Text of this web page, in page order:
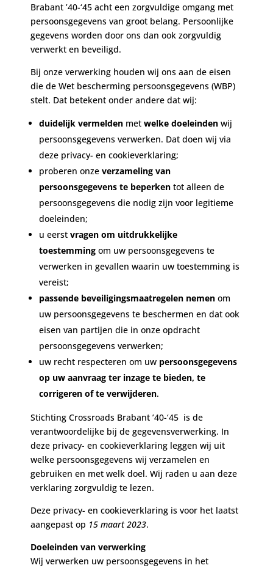
Brabant ’40-‘45 acht een zorgvuldige omgang met
persoonsgegevens van groot belang. Persoonlijke
gegevens worden door ons dan ook zorgvuldig
verwerkt en beveiligd.
Bij onze verwerking houden wij ons aan de eisen
die de Wet bescherming persoonsgegevens (WBP)
stelt. Dat betekent onder andere dat wij:
duidelijk vermelden met welke doeleinden wij
persoonsgegevens verwerken. Dat doen wij via
deze privacy- en cookieverklaring;
proberen onze verzameling van
persoonsgegevens te beperken tot alleen de
persoonsgegevens die nodig zijn voor legitieme
doeleinden;
u eerst vragen om uitdrukkelijke
toestemming om uw persoonsgegevens te
verwerken in gevallen waarin uw toestemming is
vereist;
passende beveiligingsmaatregelen nemen om
uw persoonsgegevens te beschermen en dat ook
eisen van partijen die in onze opdracht
persoonsgegevens verwerken;
uw recht respecteren om uw persoonsgegevens
op uw aanvraag ter inzage te bieden, te
corrigeren of te verwijderen.
Stichting Crossroads Brabant ’40-‘45 is de
verantwoordelijke bij de gegevensverwerking. In
deze privacy- en cookieverklaring leggen wij uit
welke persoonsgegevens wij verzamelen en
gebruiken en met welk doel. Wij raden u aan deze
verklaring zorgvuldig te lezen.
Deze privacy- en cookieverklaring is voor het laatst
aangepast op 15 maart 2023.
Doeleinden van verwerking
Wij verwerken uw persoonsgegevens in het